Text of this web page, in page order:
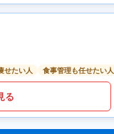
せたい人 食事管理も任せたい人
る